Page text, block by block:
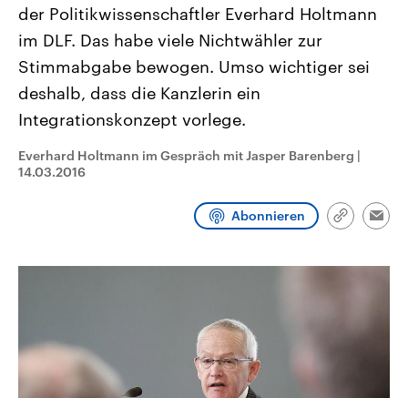
Alle Informationen
Sachsen-Anhalt wählt am 6.
September 2026 einen neuen
Landtag. Seit 2021 wird das
Bundesland von einer Koalition aus
CDU, SPD und FDP regiert.-
Umfragen, Prognosen,
Wahlprogramme, aktuelle Berichte
und Hintergründe zu den Parteien
Wahl.
Hintergründe
Wirtschaftlich und
gehören die Vereinigten
den mächtigsten Ländern
mit großem Einfluss auf
aktuelle Weltgeschehen.
Sendungen Programm Podcasts
Audio-Archiv
der Politikwissenschaftler Everhard Holtmann
im DLF. Das habe viele Nichtwähler zur
Stimmabgabe bewogen. Umso wichtiger sei
deshalb, dass die Kanzlerin ein
Integrationskonzept vorlege.
Everhard Holtmann im Gespräch mit Jasper Barenberg |
14.03.2016
Abonnieren
Link